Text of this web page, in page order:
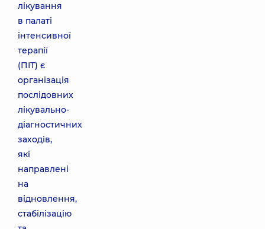
лікування
в палаті
інтенсивної
терапії
(ПІТ) є
організація
послідовних
лікувально-
діагностичних
заходів,
які
направлені
на
відновлення,
стабілізацію